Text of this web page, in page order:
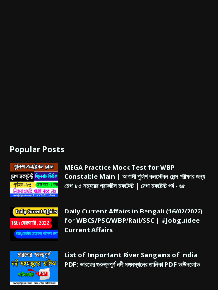
Popular Posts
MEGA Practice Mock Test for WBP
Constable Main | আগামী পুলিশ কনস্টেবল মেন্স পরীক্ষার জন্য
মেগা ৮৫ নম্বরের প্রাকটিস মকটেস্ট | মেগা মকটেস্ট পর্ব - ৬৫
Daily Current Affairs in Bengali (16/02/2022)
for WBCS/PSC/WBP/Rail/SSC | #Jobguidee
Current Affairs
List of Important River Sangams of India
PDF: ভারতের গুরুত্বপূর্ণ নদী সঙ্গমস্থলের তালিকা PDF ডাউনলোড